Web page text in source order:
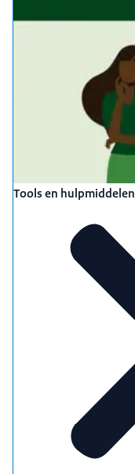
Tools en hulpmiddelen